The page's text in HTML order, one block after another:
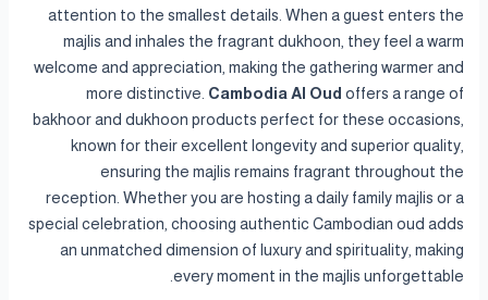
attention to the smallest details. When a guest enters the
majlis and inhales the fragrant dukhoon, they feel a warm
welcome and appreciation, making the gathering warmer and
more distinctive. Cambodia Al Oud offers a range of
bakhoor and dukhoon products perfect for these occasions,
known for their excellent longevity and superior quality,
ensuring the majlis remains fragrant throughout the
reception. Whether you are hosting a daily family majlis or a
special celebration, choosing authentic Cambodian oud adds
an unmatched dimension of luxury and spirituality, making
every moment in the majlis unforgettable.